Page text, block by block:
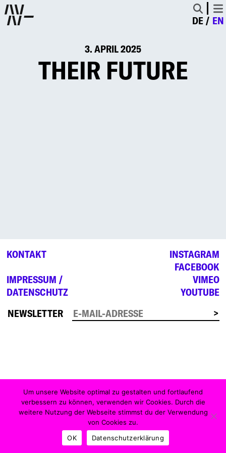
DE EN
3. APRIL 2025
THEIR FUTURE
KONTAKT
IMPRESSUM /
DATENSCHUTZ
INSTAGRAM
FACEBOOK
VIMEO
YOUTUBE
NEWSLETTER
Um unsere Website optimal zu gestalten und fortlaufend
verbessern zu können, verwenden wir Cookies. Durch die
weitere Nutzung der Webseite stimmst du der Verwendung
von Cookies zu.
OK
Datenschutzerklärung